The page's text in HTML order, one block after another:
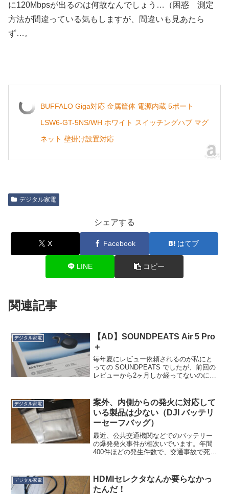
に120Mbpsが出るのは何故なんでしょう…（困惑 測定
方法が間違っている気もしますが、間違いも見あたら
ず…。
BUFFALO Giga対応 金属筐体 電源内蔵 5ポート
LSW6-GT-5NS/WH ホワイト スイッチングハブ マグ
ネット 壁掛け設置対応
デジタル家電
シェアする
X Facebook はてブ
LINE コピー
関連記事
デジタル家電
【AD】SOUNDPEATS Air 5 Pro
＋
毎年夏にレビュー依頼されるのが私にと
っての SOUNDPEATS でしたが、前回の
レビューから2ヶ月しか経ってないのに、
Pro の進化版です。今回...
デジタル家電
案外、内側からの発火に対応して
いる製品は少ない（DJI バッテリ
ーセーフバッグ）
最近、公共交通機関などでのバッテリー
の爆発発火事件が相次いでいます。年間
400件ほどの発生件数で、交通事故で死ぬ
のバッグ、Amazon などでいろいろ売ら
れていますが、...
デジタル家電
HDMIセレクタなんか要らなかっ
たんだ！